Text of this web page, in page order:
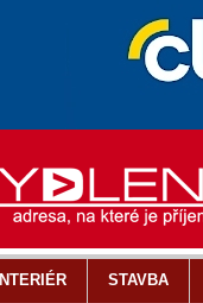
INTERIÉR STAVBA